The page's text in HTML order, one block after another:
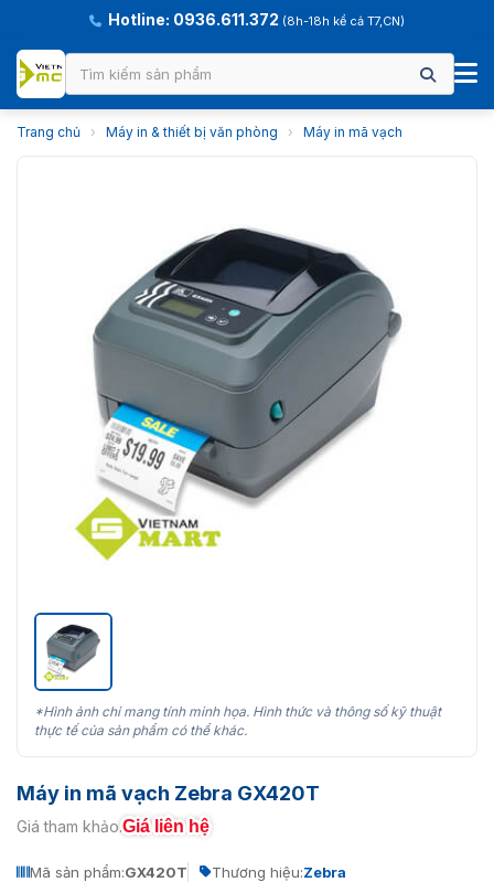
Hotline: 0936.611.372 (8h-18h kể cả T7,CN)
Trang chủ › Máy in & thiết bị văn phòng › Máy in mã vạch
*Hình ảnh chỉ mang tính minh họa. Hình thức và thông số kỹ thuật
thực tế của sản phẩm có thể khác.
Máy in mã vạch Zebra GX420T
Giá tham khảo:Giá liên hệ
Mã sản phẩm:GX420T Thương hiệu:Zebra